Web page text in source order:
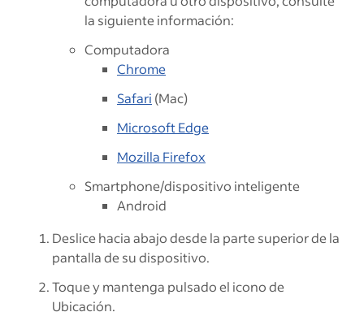
la siguiente información:
Computadora
Chrome
Safari (Mac)
Microsoft Edge
Mozilla Firefox
Smartphone/dispositivo inteligente
Android
Deslice hacia abajo desde la parte superior de la
pantalla de su dispositivo.
Toque y mantenga pulsado el icono de
Ubicación.